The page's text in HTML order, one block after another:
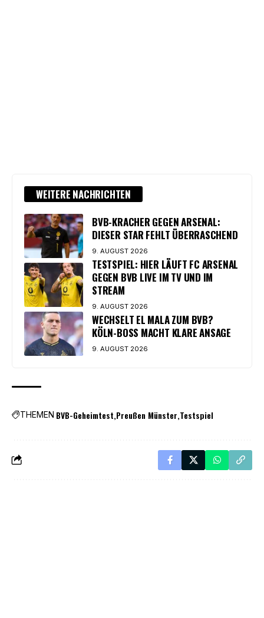
WEITERE NACHRICHTEN
BVB-KRACHER GEGEN ARSENAL:
DIESER STAR FEHLT ÜBERRASCHEND
9. AUGUST 2026
TESTSPIEL: HIER LÄUFT FC ARSENAL
GEGEN BVB LIVE IM TV UND IM
STREAM
9. AUGUST 2026
WECHSELT EL MALA ZUM BVB?
KÖLN-BOSS MACHT KLARE ANSAGE
9. AUGUST 2026
THEMEN BVB-Geheimtest Preußen Münster Testspiel